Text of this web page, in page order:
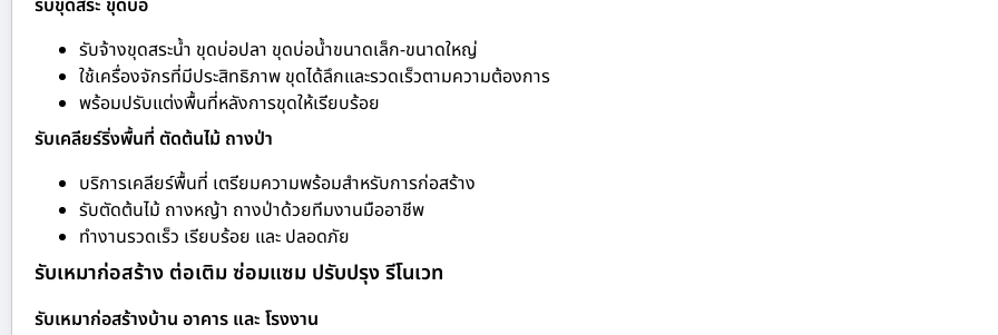
รับขุดสระ ขุดบ่อ
รับจ้างขุดสระน้ำ ขุดบ่อปลา ขุดบ่อน้ำขนาดเล็ก-ขนาดใหญ่
ใช้เครื่องจักรที่มีประสิทธิภาพ ขุดได้ลึกและรวดเร็วตามความต้องการ
พร้อมปรับแต่งพื้นที่หลังการขุดให้เรียบร้อย
รับเคลียร์ริ่งพื้นที่ ตัดต้นไม้ ถางป่า
บริการเคลียร์พื้นที่ เตรียมความพร้อมสำหรับการก่อสร้าง
รับตัดต้นไม้ ถางหญ้า ถางป่าด้วยทีมงานมืออาชีพ
ทำงานรวดเร็ว เรียบร้อย และ ปลอดภัย
รับเหมาก่อสร้าง ต่อเติม ซ่อมแซม ปรับปรุง รีโนเวท
รับเหมาก่อสร้างบ้าน อาคาร และ โรงงาน